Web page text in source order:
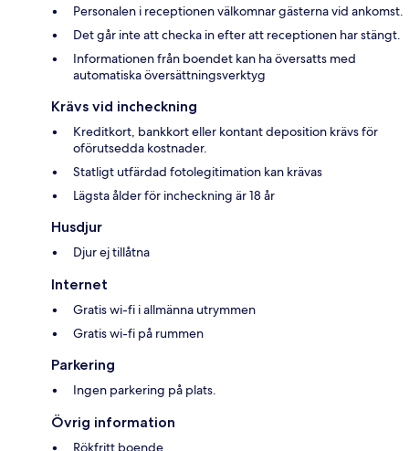
Personalen i receptionen välkomnar gästerna vid ankomst.
Det går inte att checka in efter att receptionen har stängt.
Informationen från boendet kan ha översatts med
automatiska översättningsverktyg
Krävs vid incheckning
Kreditkort, bankkort eller kontant deposition krävs för
oförutsedda kostnader.
Statligt utfärdad fotolegitimation kan krävas
Lägsta ålder för incheckning är 18 år
Husdjur
Djur ej tillåtna
Internet
Gratis wi-fi i allmänna utrymmen
Gratis wi-fi på rummen
Parkering
Ingen parkering på plats.
Övrig information
Rökfritt boende